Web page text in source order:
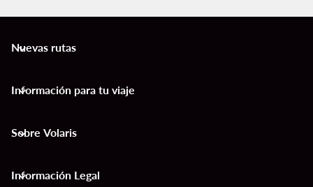
Nuevas rutas
keyboard_arrow_down
Información para tu viaje
keyboard_arrow_down
Sobre Volaris
keyboard_arrow_down
Información Legal
keyboard_arrow_down